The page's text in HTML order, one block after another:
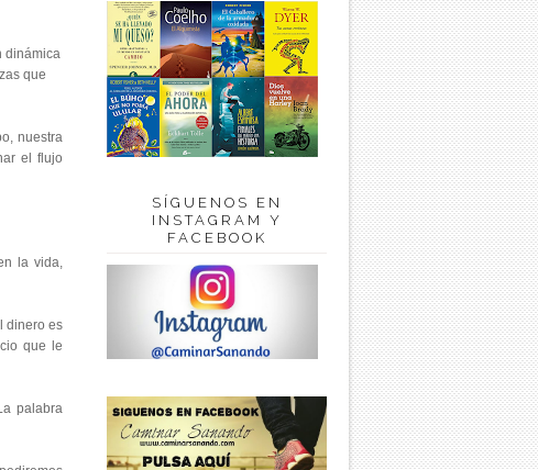
dinámica
que
nuestra
el flujo
la vida,
dinero es
que le
palabra
SÍGUENOS EN
INSTAGRAM Y
FACEBOOK